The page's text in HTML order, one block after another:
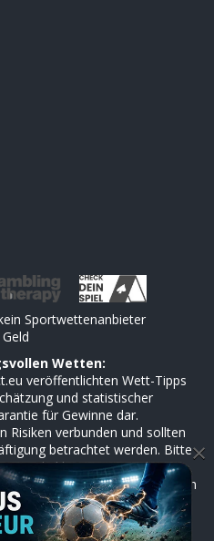
Sportwettenanbieter
Wetten:
veröffentlichten Wett-Tipps
und statistischer
für Gewinne dar.
Risiken verbunden und sollten
betrachtet werden. Bitte
dir klare Limits und nutze
kannst. Bei Anzeichen von
und kostenlos unter0800
×